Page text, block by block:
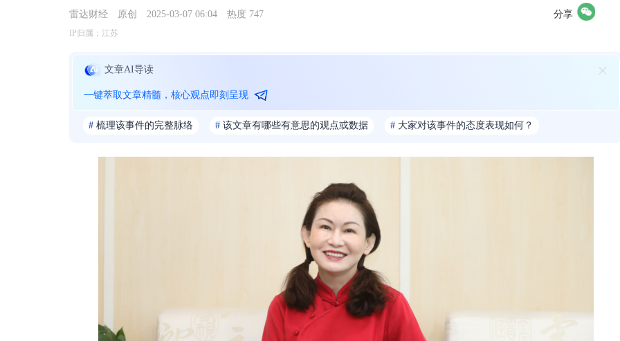
雷达财经 原创 2025-03-07 06:04 热度 747 分享
IP归属：江苏
文章AI导读
一键萃取文章精髓，核心观点即刻呈现
# 梳理该事件的完整脉络 # 该文章有哪些有意思的观点或数据 # 大家对该事件的态度表现如何？